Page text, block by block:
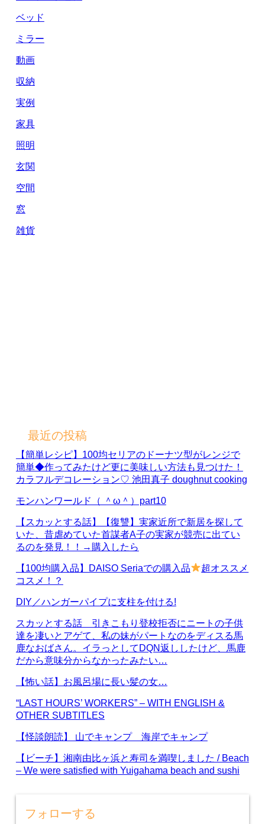
ベッド
ミラー
動画
収納
実例
家具
照明
玄関
空間
窓
雑貨
最近の投稿
【簡単レシピ】100均セリアのドーナツ型がレンジで
簡単◆作ってみたけど更に美味しい方法も見つけた！
カラフルデコレーション♡ 池田真子 doughnut cooking
モンハンワールド（ ＾ω＾）part10
【スカッとする話】【復讐】実家近所で新居を探して
いた、昔虐めていた首謀者A子の実家が競売に出てい
るのを発見！！→購入したら
【100均購入品】DAISO Seriaでの購入品
超オススメ
コスメ！？
DIY／ハンガーパイプに支柱を付ける!
スカッとする話 引きこもり登校拒否にニートの子供
達を凄いとアゲて、私の妹がパートなのをディスる馬
鹿なおばさん。イラっとしてDQN返ししたけど、馬鹿
だから意味分からなかったみたい…
【怖い話】お風呂場に長い髪の女…
“LAST HOURS’ WORKERS” – WITH ENGLISH &
OTHER SUBTITLES
【怪談朗読】 山でキャンプ 海岸でキャンプ
【ビーチ】湘南由比ヶ浜と寿司を満喫しました / Beach
– We were satisfied with Yuigahama beach and sushi
フォローする